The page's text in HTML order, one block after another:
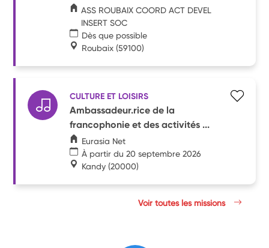
ASS ROUBAIX COORD ACT DEVEL
INSERT SOC
Dès que possible
Roubaix (59100)
CULTURE ET LOISIRS
Ambassadeur.rice de la
francophonie et des activités ...
Eurasia Net
À partir du 20 septembre 2026
Kandy (20000)
Voir toutes les missions